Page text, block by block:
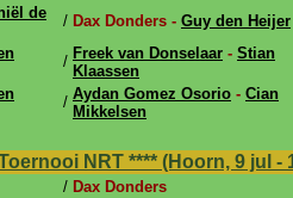
de
/ Dax Donders - Guy den Heijer
/ Freek van Donselaar - Stian
Klaassen
/ Aydan Gomez Osorio - Cian
Mikkelsen
NRT **** (Hoorn, 9 jul -
/ Dax Donders